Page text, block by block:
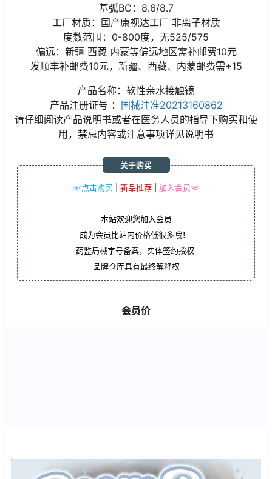
基弧BC：8.6/8.7
工厂材质：国产康视达工厂 非离子材质
度数范围：0-800度，无525/575
偏远：新疆 西藏 内蒙等偏远地区需补邮费10元
发顺丰补邮费10元，新疆、西藏、内蒙邮费需+15
产品名称：软性亲水接触镜
产品注册证号 ：
国械注准20213160862
请仔细阅读产品说明书或者在医务人员的指导下购买和使
用，禁忌内容或注意事项详见说明书
☞点击购买 新品推荐 加入会员☜
关于购买
本站欢迎您加入会员
成为会员比站内价格低很多哦！
药监局械字号备案，实体签约授权
品牌仓库具有最终解释权
会员价